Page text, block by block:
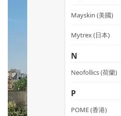
Mayskin (美國)
Mytrex (日本)
N
Neofollics (荷蘭)
P
POME (香港)